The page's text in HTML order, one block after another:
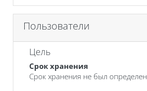
Пользователи
Цель
Срок хранения
Срок хранения не был определен